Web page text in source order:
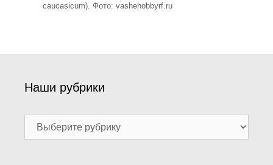
caucasicum). Фото: vashehobbyrf.ru
Наши рубрики
Наши
рубрики